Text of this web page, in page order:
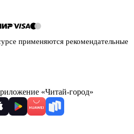
применяются рекомендательные
«Читай-город»